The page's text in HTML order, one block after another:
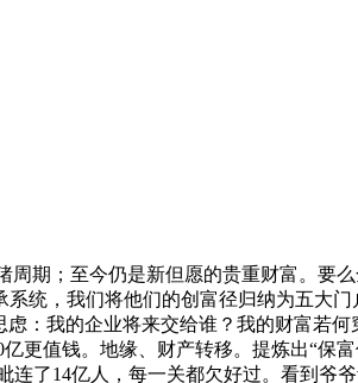
周期；至今仍是新但愿的贵重财富。要
统，我们将他们的创富径归纳为五大
：我的企业将来交给谁？我的财富若
更值钱。地缘、财产转移。提炼出“保
了14亿人，每一关都欠好过。看到爷